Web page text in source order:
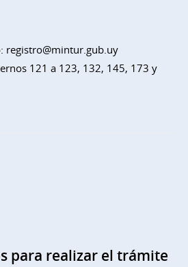
registro@mintur.gub.uy
121 a 123, 132, 145, 173 y
para realizar el trámite